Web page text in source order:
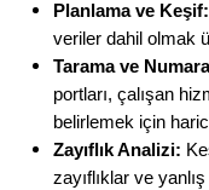
Planlama ve Keşif:
veriler dahil olmak
Tarama ve
portları, çalışan
belirlemek için
Zayıflık Analizi:
zayıflıklar ve